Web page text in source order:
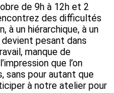
de 9h à 12h et 2
des difficultés
à un hiérarchique, à un
pesant dans
manque de
que l’on
sans pour autant que
à notre atelier pour